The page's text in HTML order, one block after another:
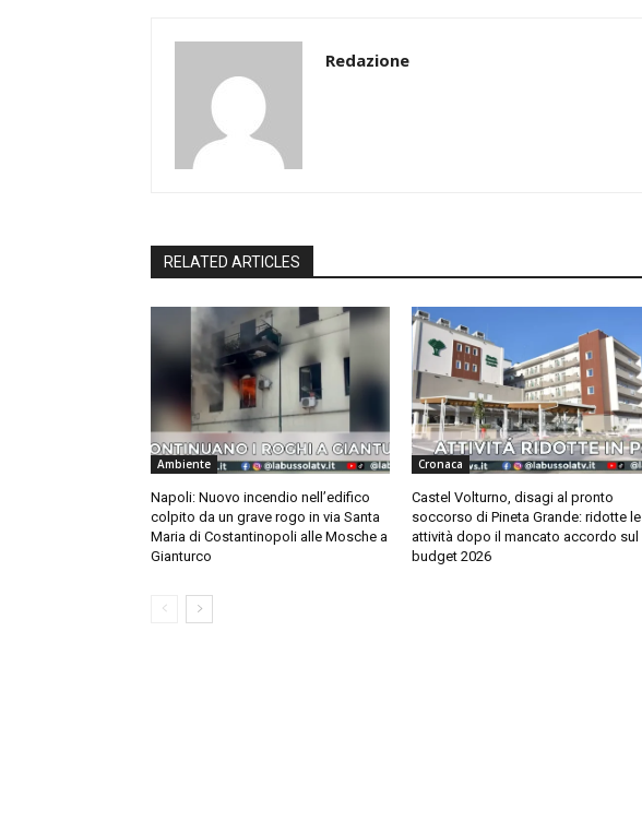
Redazione
RELATED ARTICLES
Ambiente
Napoli: Nuovo incendio nell’edifico
colpito da un grave rogo in via Santa
Maria di Costantinopoli alle Mosche a
Gianturco
Cronaca
Castel Volturno, disagi al pronto
soccorso di Pineta Grande: ridotte le
attività dopo il mancato accordo sul
budget 2026